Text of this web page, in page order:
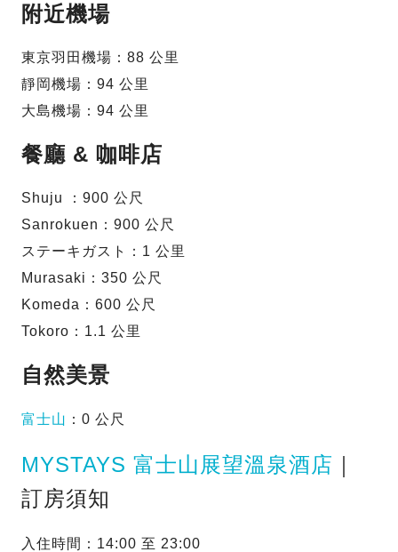
附近機場
東京羽田機場：88 公里
靜岡機場：94 公里
大島機場：94 公里
餐廳 & 咖啡店
Shuju ：900 公尺
Sanrokuen：900 公尺
ステーキガスト：1 公里
Murasaki：350 公尺
Komeda：600 公尺
Tokoro：1.1 公里
自然美景
富士山 ：0 公尺
MYSTAYS 富士山展望溫泉酒店 ｜
訂房須知
入住時間：14:00 至 23:00